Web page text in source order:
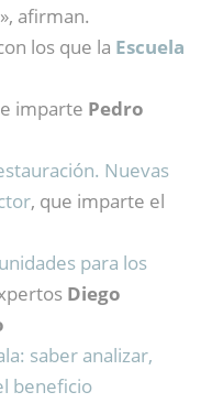
afirman.
los que la Escuela
imparte Pedro
Nuevas
, que imparte el
para los
Diego
saber analizar,
beneficio